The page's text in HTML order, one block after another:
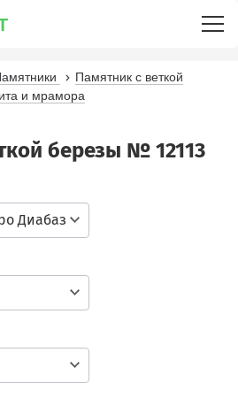
Памятник с веткой
и мрамора
березы № 12113
Диабаз